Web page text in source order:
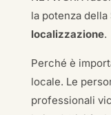
la potenza
localizzazione.
Perché è
locale. Le
professionali